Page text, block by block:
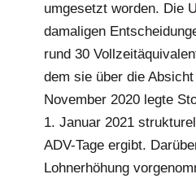
umgesetzt worden. Die
damaligen
rund 30
dem sie über die
November 2020 legte
1. Januar 2021
ADV-Tage ergibt.
Lohnerhöhung